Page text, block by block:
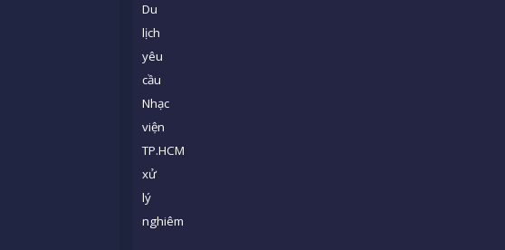
Du
lịch
yêu
cầu
Nhạc
viện
TP.HCM
xử
lý
nghiêm